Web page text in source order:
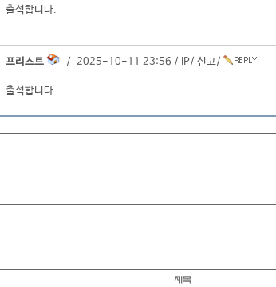
출석합니다.
프리스트 / 2025-10-11 23:56 / IP/ 신고/
출석합니다